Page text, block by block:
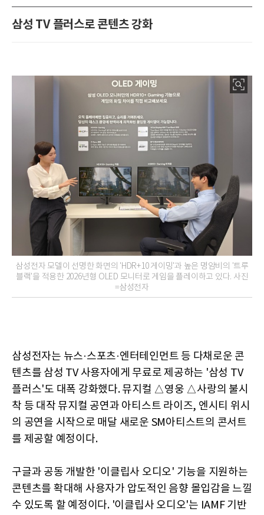
삼성 TV 플러스로 콘텐츠 강화
삼성전자 모델이 선명한 화면의 'HDR+10 게이밍'과 높은 명암비의 '트루
블랙'을 적용한 2026년형 OLED 모니터로 게임을 플레이하고 있다. 사진
=삼성전자
삼성전자는 뉴스·스포츠·엔터테인먼트 등 다채로운 콘
텐츠를 삼성 TV 사용자에게 무료로 제공하는 '삼성 TV
플러스'도 대폭 강화했다. 뮤지컬 △영웅 △사랑의 불시
착 등 대작 뮤지컬 공연과 아티스트 라이즈, 엔시티 위시
의 공연을 시작으로 매달 새로운 SM아티스트의 콘서트
를 제공할 예정이다.
구글과 공동 개발한 '이클립사 오디오' 기능을 지원하는
콘텐츠를 확대해 사용자가 압도적인 음향 몰입감을 느낄
수 있도록 할 예정이다. '이클립사 오디오'는 IAMF 기반